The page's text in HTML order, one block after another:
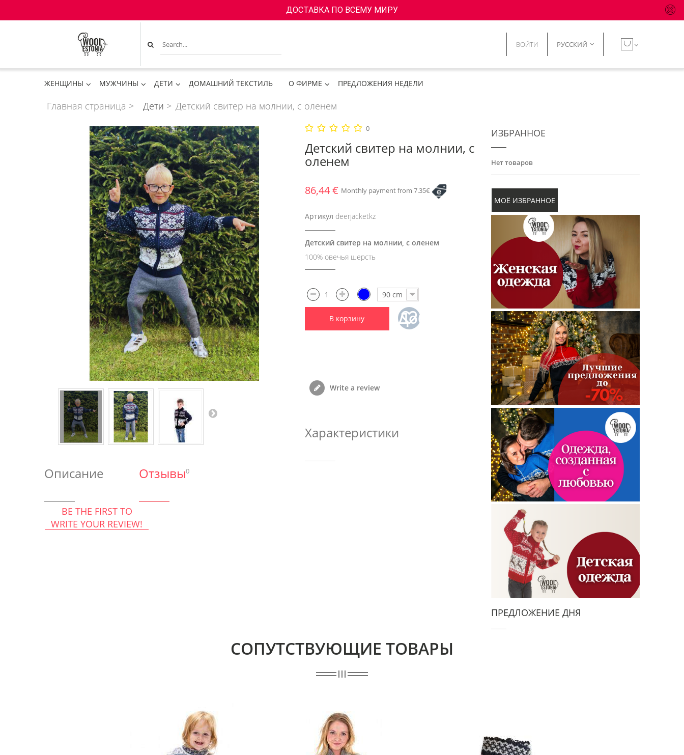
ДОСТАВКА ПО ВСЕМУ МИРУ
РУССКИЙ
ВОЙТИ
ЖЕНЩИНЫ МУЖЧИНЫ ДЕТИ ДОМАШНИЙ ТЕКСТИЛЬ О ФИРМЕ ПРЕДЛОЖЕНИЯ НЕДЕЛИ
Главная страница > Дети > Детский свитер на молнии, с оленем
0
Детский свитер на молнии, с
оленем
86,44 € Monthly payment from 7.35€
Артикул deerjacketkz
Детский свитер на молнии, с оленем
100% овечья шерсть
90 cm
В корзину
Добавить
Write a review
Характеристики
Описание Отзывы0
BE THE FIRST TO
WRITE YOUR REVIEW!
ИЗБРАННОЕ
Нет товаров
МОЁ ИЗБРАННОЕ
ПРЕДЛОЖЕНИЕ ДНЯ
СОПУТСТВУЮЩИЕ ТОВАРЫ